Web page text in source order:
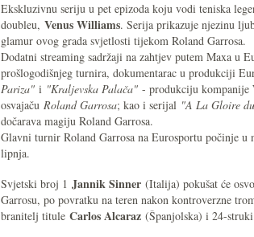
Ekskluzivnu seriju u pet epizoda koju vodi teniska
doubleu, Venus Williams. Serija prikazuje njezinu
glamur ovog grada svjetlosti tijekom Roland Garrosa.
Dodatni streaming sadržaji na zahtjev putem Maxa u
prošlogodišnjeg turnira, dokumentarac u produkciji
Pariza" i "Kraljevska Palača" - produkciju kompanije
osvajaču Roland Garrosa; kao i serijal "A La Gloire
dočarava magiju Roland Garrosa.
Glavni turnir Roland Garrosa na Eurosportu počinje u
lipnja.
Svjetski broj 1 Jannik Sinner (Italija) pokušat će
Garrosu, po povratku na teren nakon kontroverzne
branitelj titule Carlos Alcaraz (Španjolska) i 24-